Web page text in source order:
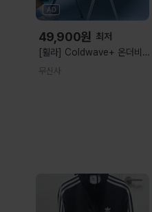
49,900원 최저
[휠라] Coldwave+ 온더비치
반팔티
무신사